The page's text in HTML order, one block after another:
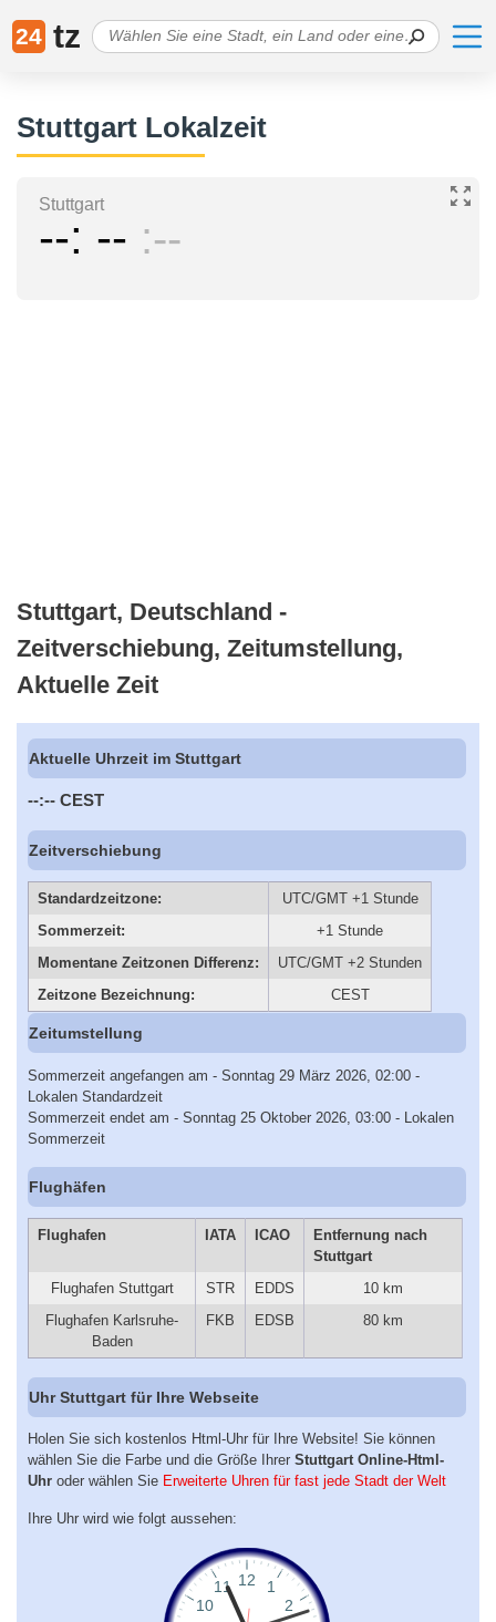
24 tz
Stuttgart Lokalzeit
Stuttgart
-- -- --
Stuttgart, Deutschland -
Zeitverschiebung, Zeitumstellung,
Aktuelle Zeit
Aktuelle Uhrzeit im Stuttgart
--:-- CEST
Zeitverschiebung
Standardzeitzone:
UTC/GMT +1 Stunde
Sommerzeit:
+1 Stunde
Momentane Zeitzonen Differenz:
UTC/GMT +2 Stunden
Zeitzone Bezeichnung:
CEST
Zeitumstellung
Sommerzeit angefangen am - Sonntag 29 März 2026, 02:00 -
Lokalen Standardzeit
Sommerzeit endet am - Sonntag 25 Oktober 2026, 03:00 - Lokalen
Sommerzeit
Flughäfen
Flughafen IATA ICAO
Entfernung nach
Stuttgart
Flughafen Stuttgart
STR EDDS
10 km
Flughafen Karlsruhe-
Baden
FKB EDSB 80 km
Uhr Stuttgart für Ihre Webseite
Holen Sie sich kostenlos Html-Uhr für Ihre Website! Sie können
wählen Sie die Farbe und die Größe Ihrer Stuttgart Online-Html-
Uhr oder wählen Sie Erweiterte Uhren für fast jede Stadt der Welt
Ihre Uhr wird wie folgt aussehen: